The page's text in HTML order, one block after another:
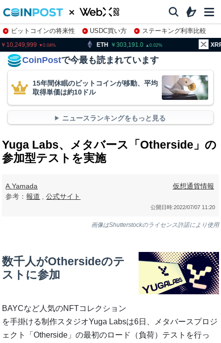
ビットコインの将来性 USDC買い方
ステーキング利率比較
株特集・関連銘柄
0.04 ETH 303,191.0 0.02 XRP
CoinPostで今最も読まれています
15年間休眠のビットコインが移動、平均
取得単価は約10ドル
ニュースランキングをもっと見る
Yuga Labs、メタバース「Otherside」の
参加型テストを実施
A.Yamada
参考：報道 ,公式サイト
仮想通貨情報
公開日時:2022/07/07 11:20
画像はShutterstockのライセンス許諾により使用
数千人がOthersideのテ
ストに参加
BAYCなど人気のNFTコレクション
を手掛ける制作スタジオYuga Labsは6日、メタバースプロジ
ェクト「Otherside」の最初のロード（負荷）テストを行っ